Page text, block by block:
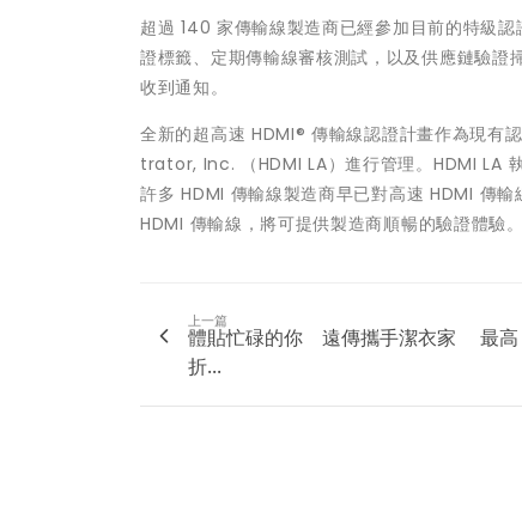
超過 140 家傳輸線製造商已經參加目前的特
證標籤、定期傳輸線審核測試，以及供應鏈驗證
收到通知。
全新的超高速 HDMI® 傳輸線認證計畫作為現
trator, Inc. （HDMI LA）進行管理。HDMI LA
許多 HDMI 傳輸線製造商早已對高速 HDMI 傳
HDMI 傳輸線，將可提供製造商順暢的驗證體驗。
上一篇
體貼忙碌的你 遠傳攜手潔衣家 最高
折...